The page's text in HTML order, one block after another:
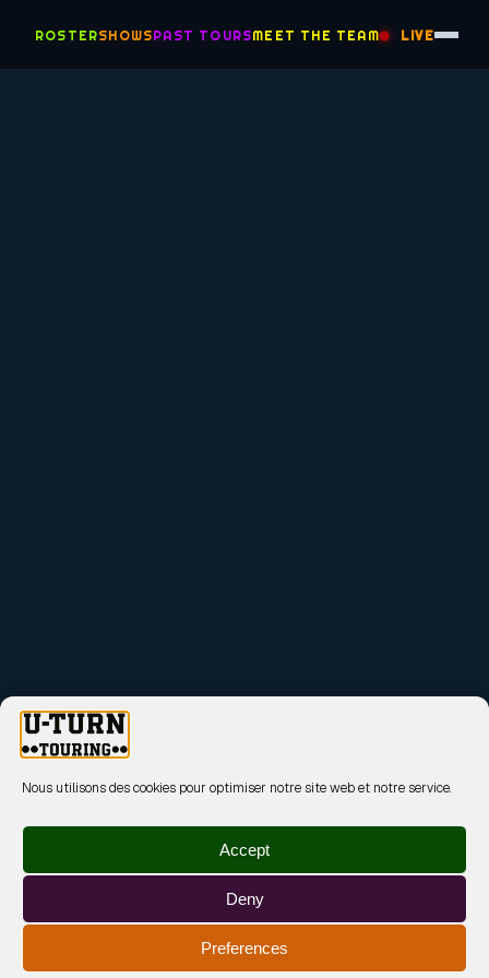
Nous utilisons des cookies pour optimiser notre site web et notre service.
Accept
Deny
Preferences
ROSTERSHOWSPAST TOURSMEET THE TEAM LIVE